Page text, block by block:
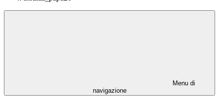
Menu di
navigazione